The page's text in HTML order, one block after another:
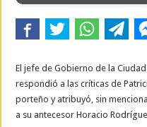
El jefe de Gobierno de la
respondió a las críticas de
porteño y atribuyó, sin
a su antecesor Horacio